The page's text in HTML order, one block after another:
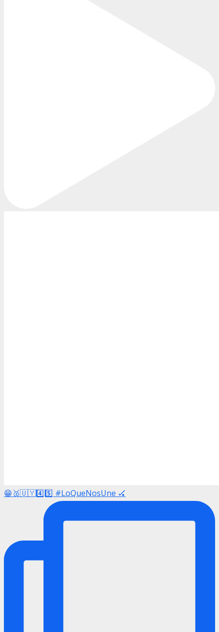
😁🥈🇺🇾4️⃣5️⃣ #LoQueNosUne 🏑